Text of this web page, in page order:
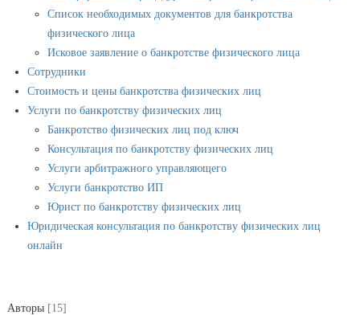
Список необходимых документов для банкротства
физического лица
Исковое заявление о банкротстве физического лица
Сотрудники
Стоимость и цены банкротства физических лиц
Услуги по банкротству физических лиц
Банкротство физических лиц под ключ
Консультация по банкротству физических лиц
Услуги арбитражного управляющего
Услуги банкротство ИП
Юрист по банкротству физических лиц
Юридическая консультация по банкротству физических лиц
онлайн
Авторы [15]